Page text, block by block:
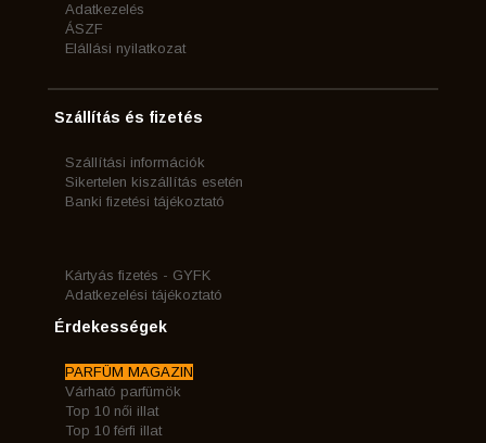
Adatkezelés
ÁSZF
Elállási nyilatkozat
Szállítás és fizetés
Szállítási információk
Sikertelen kiszállítás esetén
Banki fizetési tájékoztató
Kártyás fizetés - GYFK
Adatkezelési tájékoztató
Érdekességek
PARFÜM MAGAZIN
Várható parfümök
Top 10 női illat
Top 10 férfi illat